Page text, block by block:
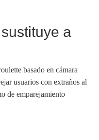
a
basado en cámara
usuarios con extraños al
de emparejamiento